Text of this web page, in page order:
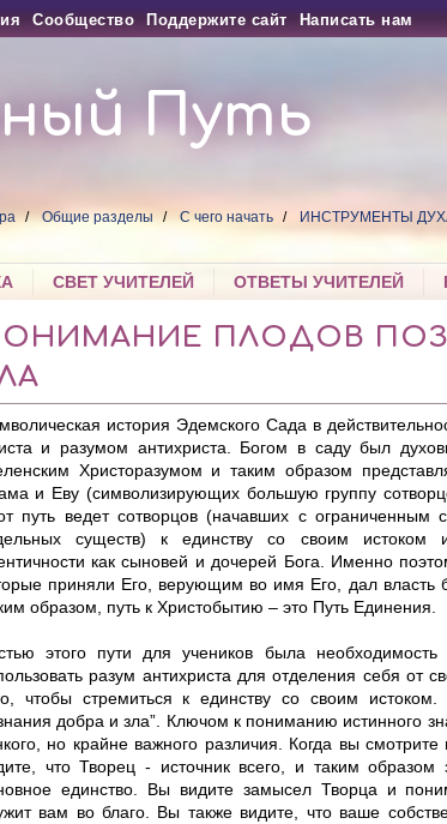
Сообщество Поддержите сайт Написать нам
Путь
Общие разделы С чего начать ИНСТРУМЕНТЫ
СВЕТ УЧИТЕЛЕЙ ОТВЕТЫ УЧИТЕЛЕЙ
ПЛОДОВ
история Эдемского Сада в
и разумом антихриста. Богом в саду был
Христоразумом и таким образом
и Еву (символизирующих большую группу
путь ведет cотворцов (начавших с ограниченным
существ) к единству со своим истоком
как сыновей и дочерей Бога. Именно
приняли Его, верующим во имя Его, дал
образом, путь к Христобытию – это Путь Единения.
этого пути для учеников была необходимость
разум антихриста для отделения себя от
чтобы стремиться к единству со своим
добра и зла”. Ключом к пониманию истинного
но крайне важного различия. Когда вы
что Творец - источник всего, и таким
единство. Вы видите замысел Творца и
вам во благо. Вы также видите, что ваше